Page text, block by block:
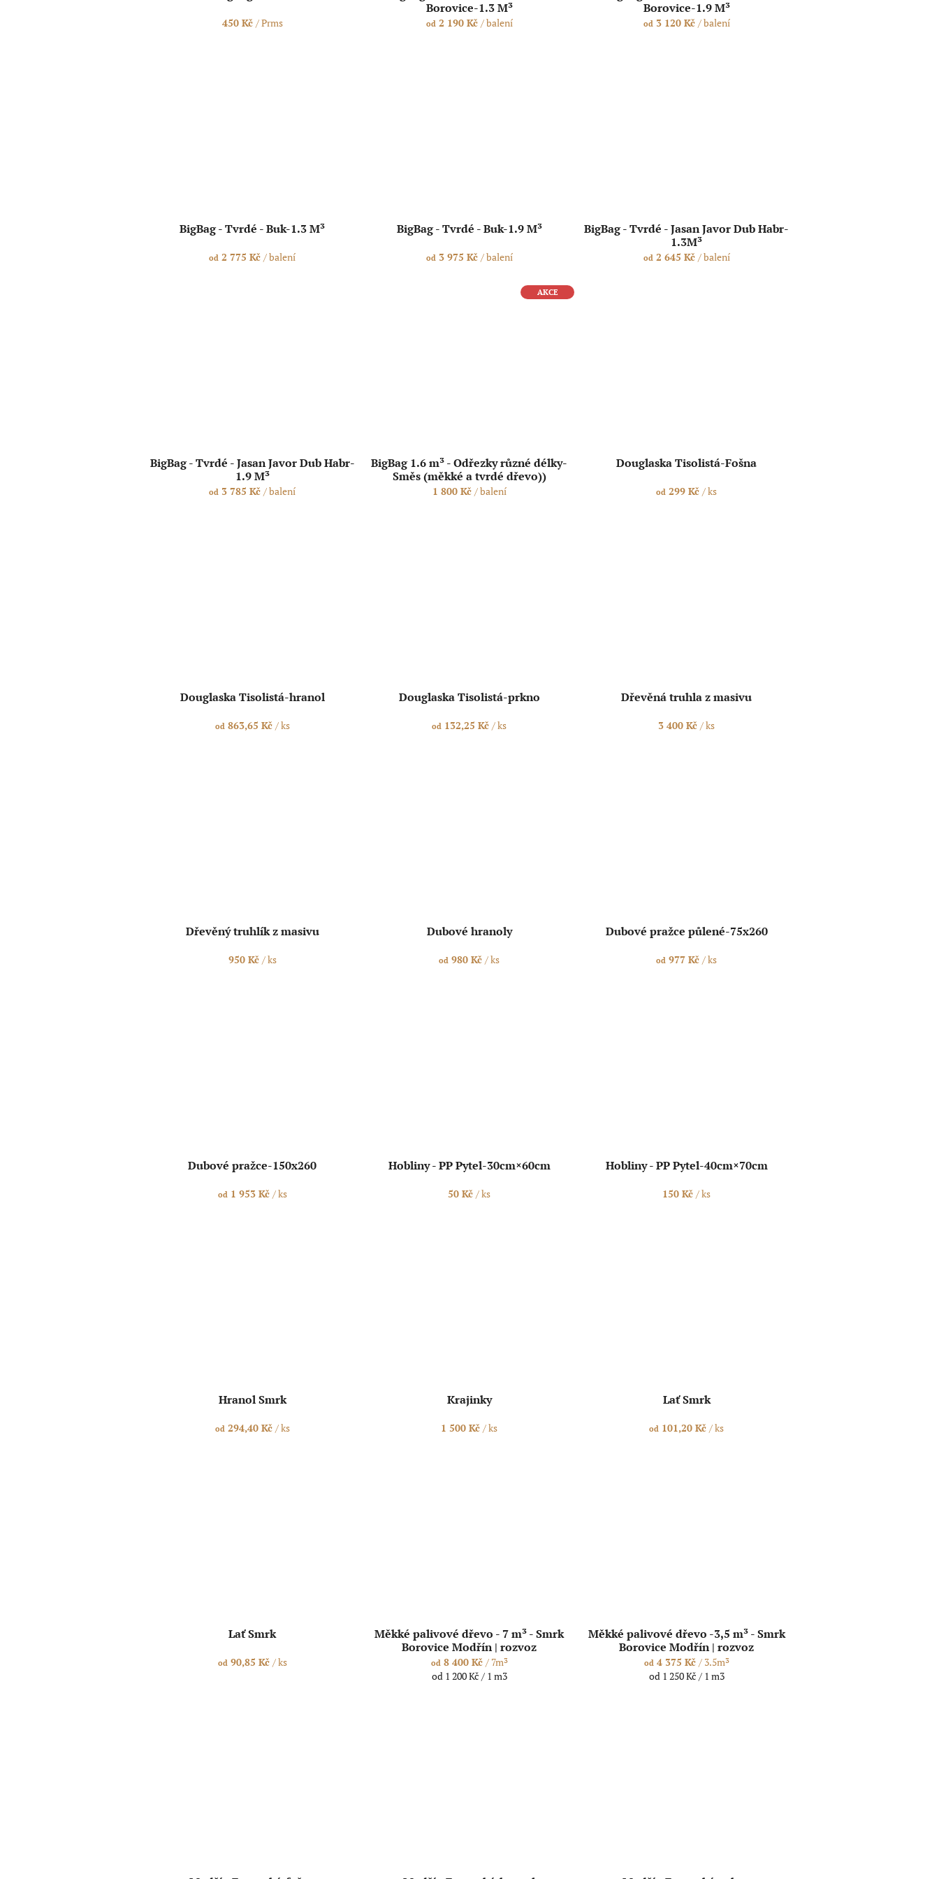
450 Kč / Prms
Borovice-1.3 M³
od 2 190 Kč / balení
Borovice-1.9 M³
od 3 120 Kč / balení
BigBag - Tvrdé - Buk-1.3 M³
od 2 775 Kč / balení
BigBag - Tvrdé - Buk-1.9 M³
od 3 975 Kč / balení
BigBag - Tvrdé - Jasan Javor Dub Habr-
1.3M³
od 2 645 Kč / balení
BigBag - Tvrdé - Jasan Javor Dub Habr-
1.9 M³
od 3 785 Kč / balení
AKCE
BigBag 1.6 m³ - Odřezky různé délky-
Směs (měkké a tvrdé dřevo))
1 800 Kč / balení
Douglaska Tisolistá-Fošna
od 299 Kč / ks
Douglaska Tisolistá-hranol
od 863,65 Kč / ks
Douglaska Tisolistá-prkno
od 132,25 Kč / ks
Dřevěná truhla z masivu
3 400 Kč / ks
Dřevěný truhlík z masivu
950 Kč / ks
Dubové hranoly
od 980 Kč / ks
Dubové pražce půlené-75x260
od 977 Kč / ks
Dubové pražce-150x260
od 1 953 Kč / ks
Hobliny - PP Pytel-30cm×60cm
50 Kč / ks
Hobliny - PP Pytel-40cm×70cm
150 Kč / ks
Hranol Smrk
od 294,40 Kč / ks
Krajinky
1 500 Kč / ks
Lať Smrk
od 101,20 Kč / ks
Lať Smrk
od 90,85 Kč / ks
Měkké palivové dřevo - 7 m³ - Smrk
Borovice Modřín | rozvoz
od 8 400 Kč / 7m³
Měrná
od 1 200 Kč / 1 m3
Měkké palivové dřevo -3,5 m³ - Smrk
Borovice Modřín | rozvoz
od 4 375 Kč / 3.5m³
Měrná
od 1 250 Kč / 1 m3